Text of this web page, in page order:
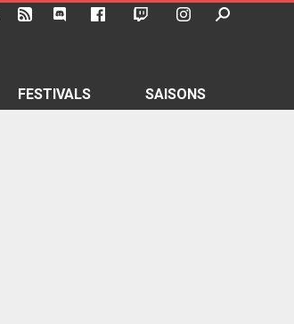
FESTIVALS SAISONS